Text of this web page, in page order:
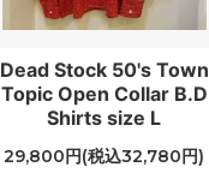
Dead Stock 50's Town
Topic Open Collar B.D
Shirts size L
29,800円(税込32,780円)